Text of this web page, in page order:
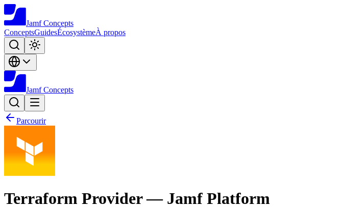
Jamf Concepts
ConceptsGuidesÉcosystèmeÀ propos
Jamf Concepts
Parcourir
Terraform Provider — Jamf Platform